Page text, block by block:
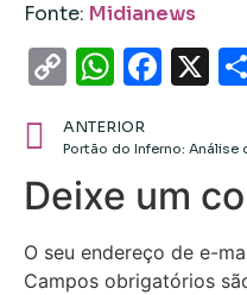
Fonte: Midianews
Copy
X
ANTERIOR
Deixe um
O seu endereço de e-
Campos obrigatórios